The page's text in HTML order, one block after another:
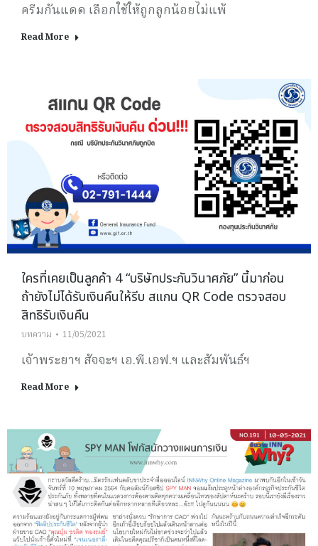
ครีมกันแดด เลือกใช้ให้ถูกลูกน้อยไม่แพ้
Read More
ใครที่เคยเป็นลูกค้า 4 “บริษัทประกันวินาศภัย” นี้มาก่อน
ถ้ายังไม่ได้รับเงินคืนให้รีบ สแกน QR Code ตรวจสอบ
สิทธิรับเงินคืน
บทความ 11/05/2021
เจ้าพระยาฯ สัจจะฯ เอ.พี.เอฟ.ฯ และสัมพันธ์ฯ
Read More